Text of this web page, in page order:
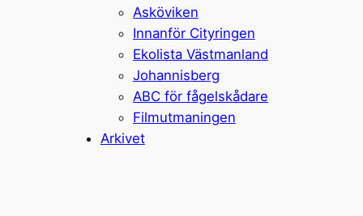
Asköviken
Innanför Cityringen
Ekolista Västmanland
Johannisberg
ABC för fågelskådare
Filmutmaningen
Arkivet